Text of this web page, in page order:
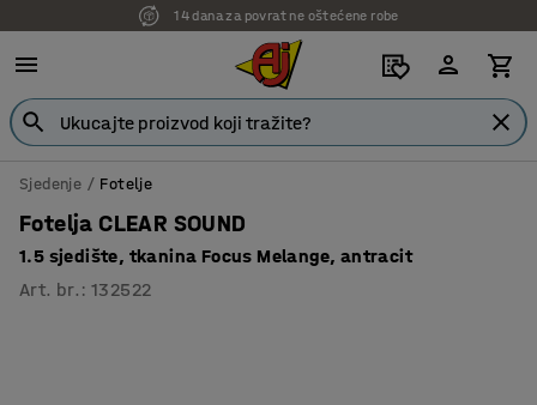
Sjedenje Fotelje
Fotelja CLEAR SOUND
1.5 sjedište, tkanina Focus Melange, antracit
Art. br. :132522